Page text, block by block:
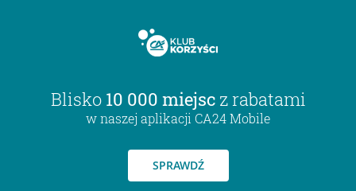
Blisko 10 000 miejsc z rabatami
w naszej aplikacji CA24 Mobile
SPRAWDŹ